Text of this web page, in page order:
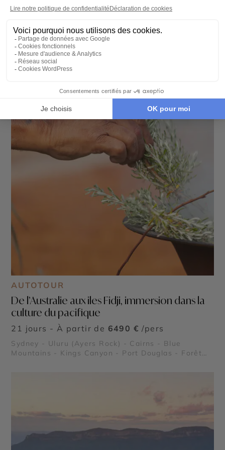
18 jours - À partir de5950 €/pers
Mountains - Kings Canyon - Grande Barrière de
Corail - Port Douglas - Forêt Tropicale de Daintree
AUTOTOUR
De l’Australie aux iles Fidji, immersion dans la
culture du pacifique
21 jours - À partir de 6490 € /pers
Sydney - Uluru (Ayers Rock) - Cairns - Blue
Mountains - Kings Canyon - Port Douglas - Forêt